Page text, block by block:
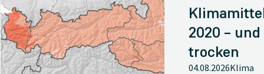
2020 –
trocken
04.08.2026Klima